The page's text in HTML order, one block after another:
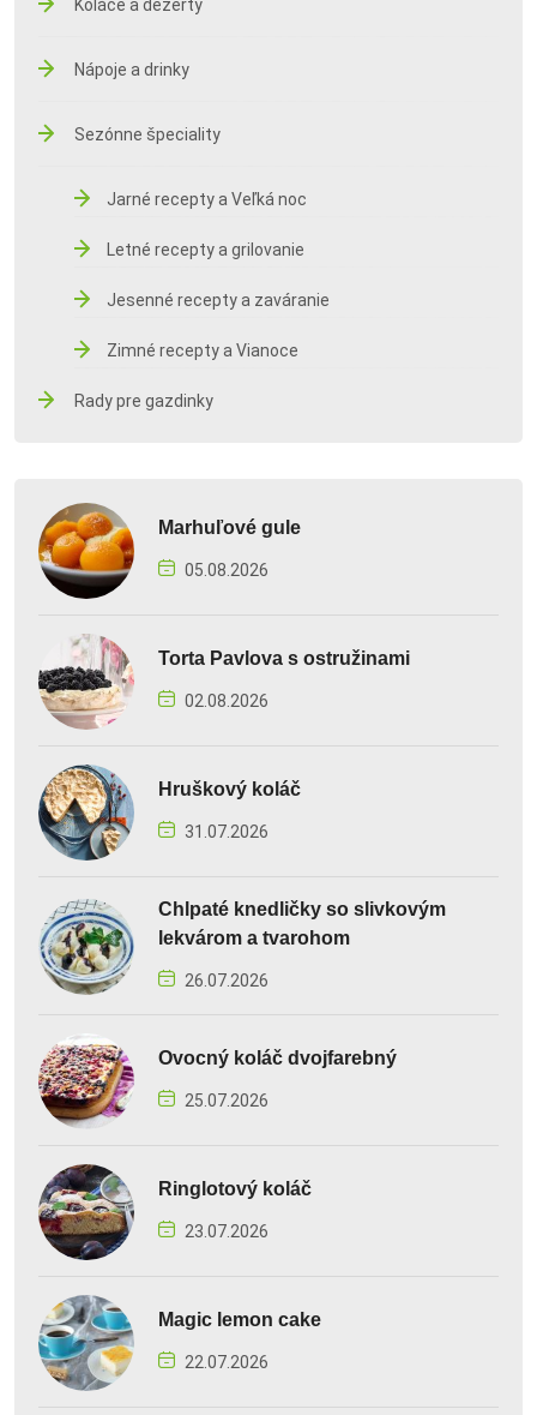
Koláče a dezerty
Nápoje a drinky
Sezónne špeciality
Jarné recepty a Veľká noc
Letné recepty a grilovanie
Jesenné recepty a zaváranie
Zimné recepty a Vianoce
Rady pre gazdinky
Marhuľové gule
05.08.2026
Torta Pavlova s ostružinami
02.08.2026
Hruškový koláč
31.07.2026
Chlpaté knedličky so slivkovým
lekvárom a tvarohom
26.07.2026
Ovocný koláč dvojfarebný
25.07.2026
Ringlotový koláč
23.07.2026
Magic lemon cake
22.07.2026